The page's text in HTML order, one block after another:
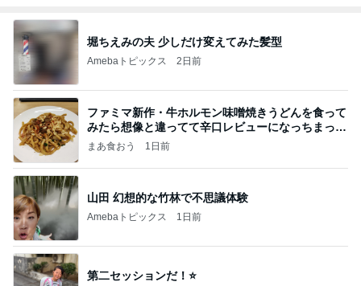
堀ちえみの夫 少しだけ変えてみた髪型
Amebaトピックス 2日前
ファミマ新作・牛ホルモン味噌焼きうどんを食って
みたら想像と違ってて辛口レビューになっちまった
話
まあ食おう 1日前
山田 幻想的な竹林で不思議体験
Amebaトピックス 1日前
第二セッションだ！⭐️